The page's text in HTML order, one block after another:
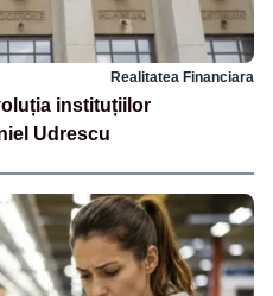
Realitatea Financiara
instituțiilor
Udrescu